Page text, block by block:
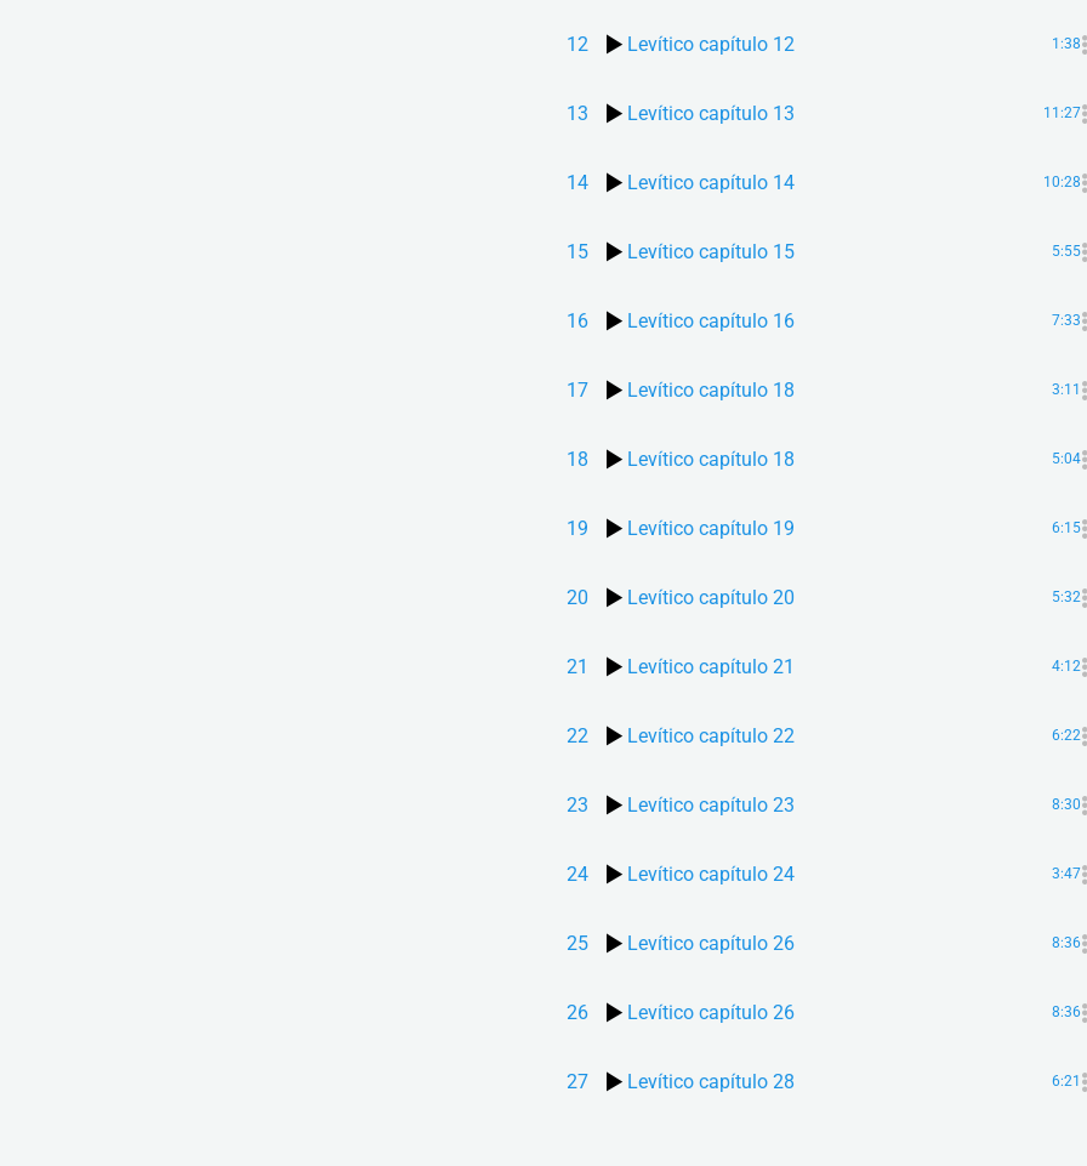
12 Levítico capítulo 12 1:38
13 Levítico capítulo 13 11:27
14 Levítico capítulo 14 10:28
15 Levítico capítulo 15 5:55
16 Levítico capítulo 16 7:33
17 Levítico capítulo 18 3:11
18 Levítico capítulo 18 5:04
19 Levítico capítulo 19 6:15
20 Levítico capítulo 20 5:32
21 Levítico capítulo 21 4:12
22 Levítico capítulo 22 6:22
23 Levítico capítulo 23 8:30
24 Levítico capítulo 24 3:47
25 Levítico capítulo 26 8:36
26 Levítico capítulo 26 8:36
27 Levítico capítulo 28 6:21